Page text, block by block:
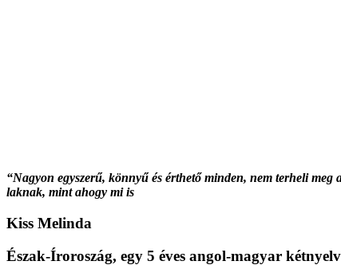
“Nagyon egyszerű, könnyű és érthető minden, nem terheli meg
laknak, mint ahogy mi is
Kiss Melinda
Észak-Íroroszág, egy 5 éves angol-magyar